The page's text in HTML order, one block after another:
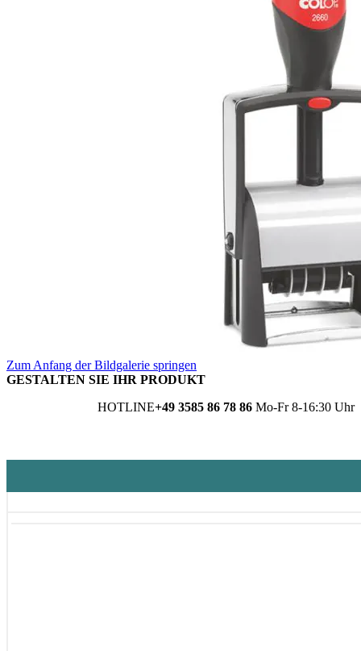
Zum Anfang der Bildgalerie springen
GESTALTEN SIE IHR PRODUKT
HOTLINE+49 3585 86 78 86 Mo-Fr 8-16:30 Uhr